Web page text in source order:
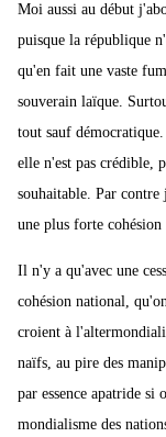
Moi aussi au début
puisque la république
qu'en fait une vaste
souverain laïque.
tout sauf
elle n'est pas crédible,
souhaitable. Par
une plus forte cohésion
Il n'y a qu'avec une
cohésion national,
croient à
naïfs, au pire des
par essence apatride si
mondialisme des